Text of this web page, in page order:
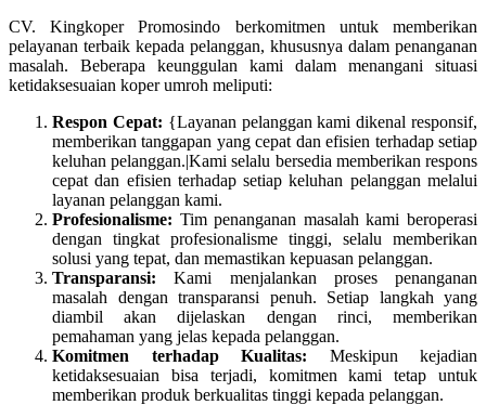
CV. Kingkoper Promosindo berkomitmen untuk memberikan
pelayanan terbaik kepada pelanggan, khususnya dalam penanganan
masalah. Beberapa keunggulan kami dalam menangani situasi
ketidaksesuaian koper umroh meliputi:
Respon Cepat: {Layanan pelanggan kami dikenal responsif,
memberikan tanggapan yang cepat dan efisien terhadap setiap
keluhan pelanggan.|Kami selalu bersedia memberikan respons
cepat dan efisien terhadap setiap keluhan pelanggan melalui
layanan pelanggan kami.
Profesionalisme: Tim penanganan masalah kami beroperasi
dengan tingkat profesionalisme tinggi, selalu memberikan
solusi yang tepat, dan memastikan kepuasan pelanggan.
Transparansi: Kami menjalankan proses penanganan
masalah dengan transparansi penuh. Setiap langkah yang
diambil akan dijelaskan dengan rinci, memberikan
pemahaman yang jelas kepada pelanggan.
Komitmen terhadap Kualitas: Meskipun kejadian
ketidaksesuaian bisa terjadi, komitmen kami tetap untuk
memberikan produk berkualitas tinggi kepada pelanggan.